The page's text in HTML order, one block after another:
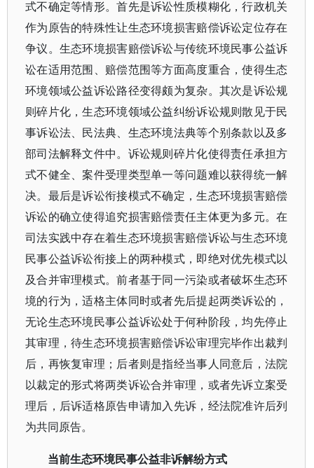
式不确定等情形。首先是诉讼性质模糊化，行政机关
作为原告的特殊性让生态环境损害赔偿诉讼定位存在
争议。生态环境损害赔偿诉讼与传统环境民事公益诉
讼在适用范围、赔偿范围等方面高度重合，使得生态
环境领域公益诉讼路径变得颇为复杂。其次是诉讼规
则碎片化，生态环境领域公益纠纷诉讼规则散见于民
事诉讼法、民法典、生态环境法典等个别条款以及多
部司法解释文件中。诉讼规则碎片化使得责任承担方
式不健全、案件受理类型单一等问题难以获得统一解
决。最后是诉讼衔接模式不确定，生态环境损害赔偿
诉讼的确立使得追究损害赔偿责任主体更为多元。在
司法实践中存在着生态环境损害赔偿诉讼与生态环境
民事公益诉讼衔接上的两种模式，即绝对优先模式以
及合并审理模式。前者基于同一污染或者破坏生态环
境的行为，适格主体同时或者先后提起两类诉讼的，
无论生态环境民事公益诉讼处于何种阶段，均先停止
其审理，待生态环境损害赔偿诉讼审理完毕作出裁判
后，再恢复审理；后者则是指经当事人同意后，法院
以裁定的形式将两类诉讼合并审理，或者先诉立案受
理后，后诉适格原告申请加入先诉，经法院准许后列
为共同原告。
当前生态环境民事公益非诉解纷方式